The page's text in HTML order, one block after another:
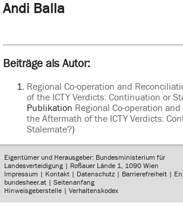
Andi Balla
Beiträge als Autor:
Regional Co-operation and
of the ICTY Verdicts: Continuation or
Publikation Regional Co-operation
the Aftermath of the ICTY Verdicts:
Stalemate?)
Eigentümer und Herausgeber: Bundesministerium für
Landesverteidigung | Roßauer Lände 1, 1090 Wien
Impressum | Kontakt | Datenschutz | Barrierefreiheit |
bundesheer.at |Seitenanfang
Hinweisgeberstelle |Verhaltenskodex